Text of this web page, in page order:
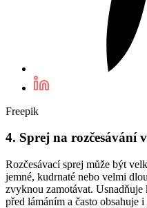
Freepik
4. Sprej na rozčesávání
Rozčesávací sprej může být
jemné, kudrnaté nebo velmi
zvyknou zamotávat.
před lámáním a často